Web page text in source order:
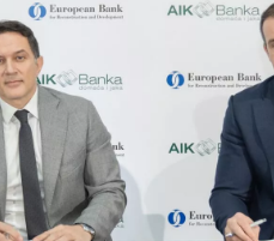
BIZKOLEGIJUM
BMW BIZNIS LIGA
BIZLIFE WEEK
IZJAVA GODINE
BIZLIFE WEEK
IZJAVA GODINE